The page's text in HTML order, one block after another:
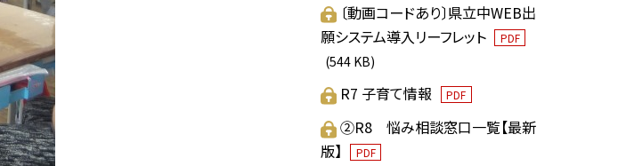
〔動画コードあり〕県立中WEB出
願システム導入リーフレット
PDF
(544 KB)
R7 子育て情報 PDF
②R8 悩み相談窓口一覧【最新
版】
PDF